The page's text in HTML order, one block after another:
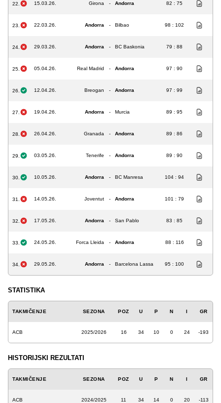
22. 15.03.26. Girona - Andorra 82 : 75
23. 22.03.26. Andorra - Bilbao 98 : 102
24. 29.03.26. Andorra - BC Baskonia 79 : 88
25. 05.04.26. Real Madrid - Andorra 97 : 90
26. 12.04.26. Breogan - Andorra 97 : 99
27. 19.04.26. Andorra - Murcia 89 : 95
28. 26.04.26. Granada - Andorra 89 : 86
29. 03.05.26. Tenerife - Andorra 89 : 90
30. 10.05.26. Andorra - BC Manresa 104 : 94
31. 14.05.26. Joventut - Andorra 101 : 79
32. 17.05.26. Andorra - San Pablo 83 : 85
33. 24.05.26. Forca Lleida - Andorra 88 : 116
34. 29.05.26. Andorra - Barcelona Lassa 95 : 100
STATISTIKA
TAKMIČENJE SEZONA POZ U P N I GR
ACB 2025/2026 16 34 10 0 24 -193
HISTORIJSKI REZULTATI
TAKMIČENJE SEZONA POZ U P N I GR
ACB 2024/2025 11 34 14 0 20 -113